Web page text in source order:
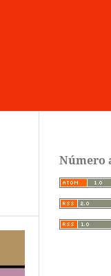
Número